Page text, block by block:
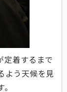
定着するまで
よう天候を見